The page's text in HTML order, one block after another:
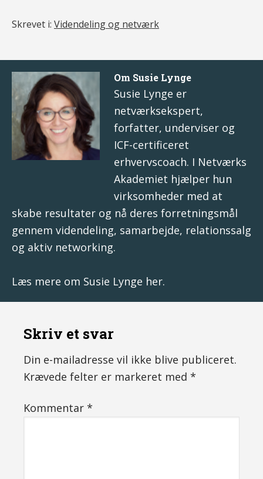
Skrevet i: Videndeling og netværk
Om Susie Lynge
Susie Lynge er
netværksekspert,
forfatter, underviser og
ICF-certificeret
erhvervscoach. I Netværks
Akademiet hjælper hun
virksomheder med at
skabe resultater og nå deres forretningsmål
gennem videndeling, samarbejde, relationssalg
og aktiv networking.
Læs mere om Susie Lynge her.
Skriv et svar
Din e-mailadresse vil ikke blive publiceret.
Krævede felter er markeret med *
Kommentar *